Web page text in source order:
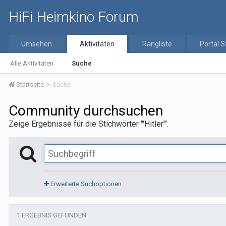
HiFi Heimkino Forum
Umsehen Aktivitäten
Alle Aktivitäten Suche
Rangliste Portal
Startseite Suche
Community durchsuchen
Zeige Ergebnisse für die Stichwörter "'Hitler'".
Erweiterte Suchoptionen
1 ERGEBNIS GEFUNDEN